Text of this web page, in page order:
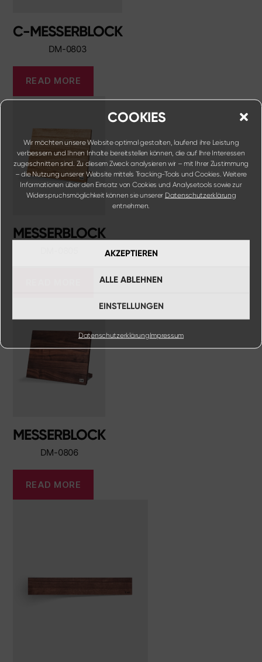
COOKIES
Wir möchten unsere Website optimal gestalten, laufend ihre Leistung
verbessern und Ihnen Inhalte bereitstellen können, die auf Ihre Interessen
zugeschnitten sind. Zu diesem Zweck analysieren wir – mit Ihrer Zustimmung
– die Nutzung unserer Website mittels Tracking-Tools und Cookies. Weitere
Informationen über den Einsatz von Cookies und Analysetools sowie zur
Widerspruchsmöglichkeit können sie unserer Datenschutzerklärung
entnehmen.
AKZEPTIEREN
ALLE ABLEHNEN
EINSTELLUNGEN
DatenschutzerklärungImpressum
C-MESSERBLOCK
DM-0803
READ MORE
MESSERBLOCK
MESSERBLOCK
DM-0806
READ MORE